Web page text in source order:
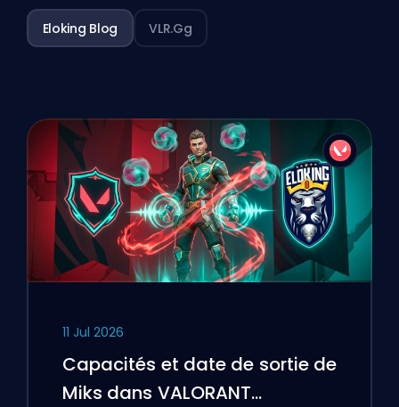
Eloking Blog VLR.gg
11 Jul 2026
Capacités et date de sortie de
Miks dans VALORANT